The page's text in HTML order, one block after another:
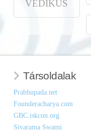
VÉDIKUS
Társoldalak
Prabhupada.net
Founderacharya.com
GBC.iskcon.org
Sivarama Swami